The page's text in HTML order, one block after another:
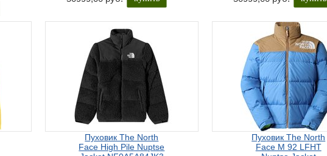
Пуховик The North
Face High Pile Nuptse
Пуховик The North
Face M 92 LFHT